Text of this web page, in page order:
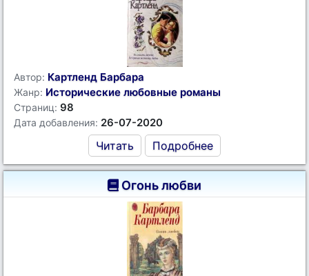
Автор: Картленд Барбара
Жанр: Исторические любовные романы
Страниц: 98
Дата добавления: 26-07-2020
Читать Подробнее
Огонь любви